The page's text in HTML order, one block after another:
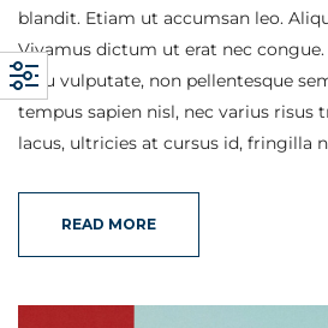
blandit. Etiam ut accumsan leo.
Vivamus dictum ut erat nec
arcu vulputate, non pellentesque
tempus sapien nisl, nec varius risus
lacus, ultricies at cursus id, fringilla
READ MORE